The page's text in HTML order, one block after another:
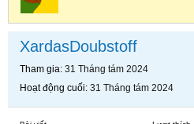
XardasDoubstoff
Tham gia 31 Tháng tám 2024
Hoạt động cuối 31 Tháng tám 2024